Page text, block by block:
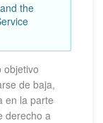
the
objetivo
de baja,
en la parte
derecho a